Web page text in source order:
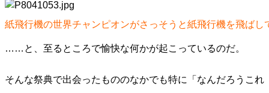
紙飛行機の世界チャンピオンがさっそうと紙飛行機を飛ばし
……と、至るところで愉快な何かが起こっているのだ。
そんな祭典で出会ったもののなかでも特に「なんだろうこれ